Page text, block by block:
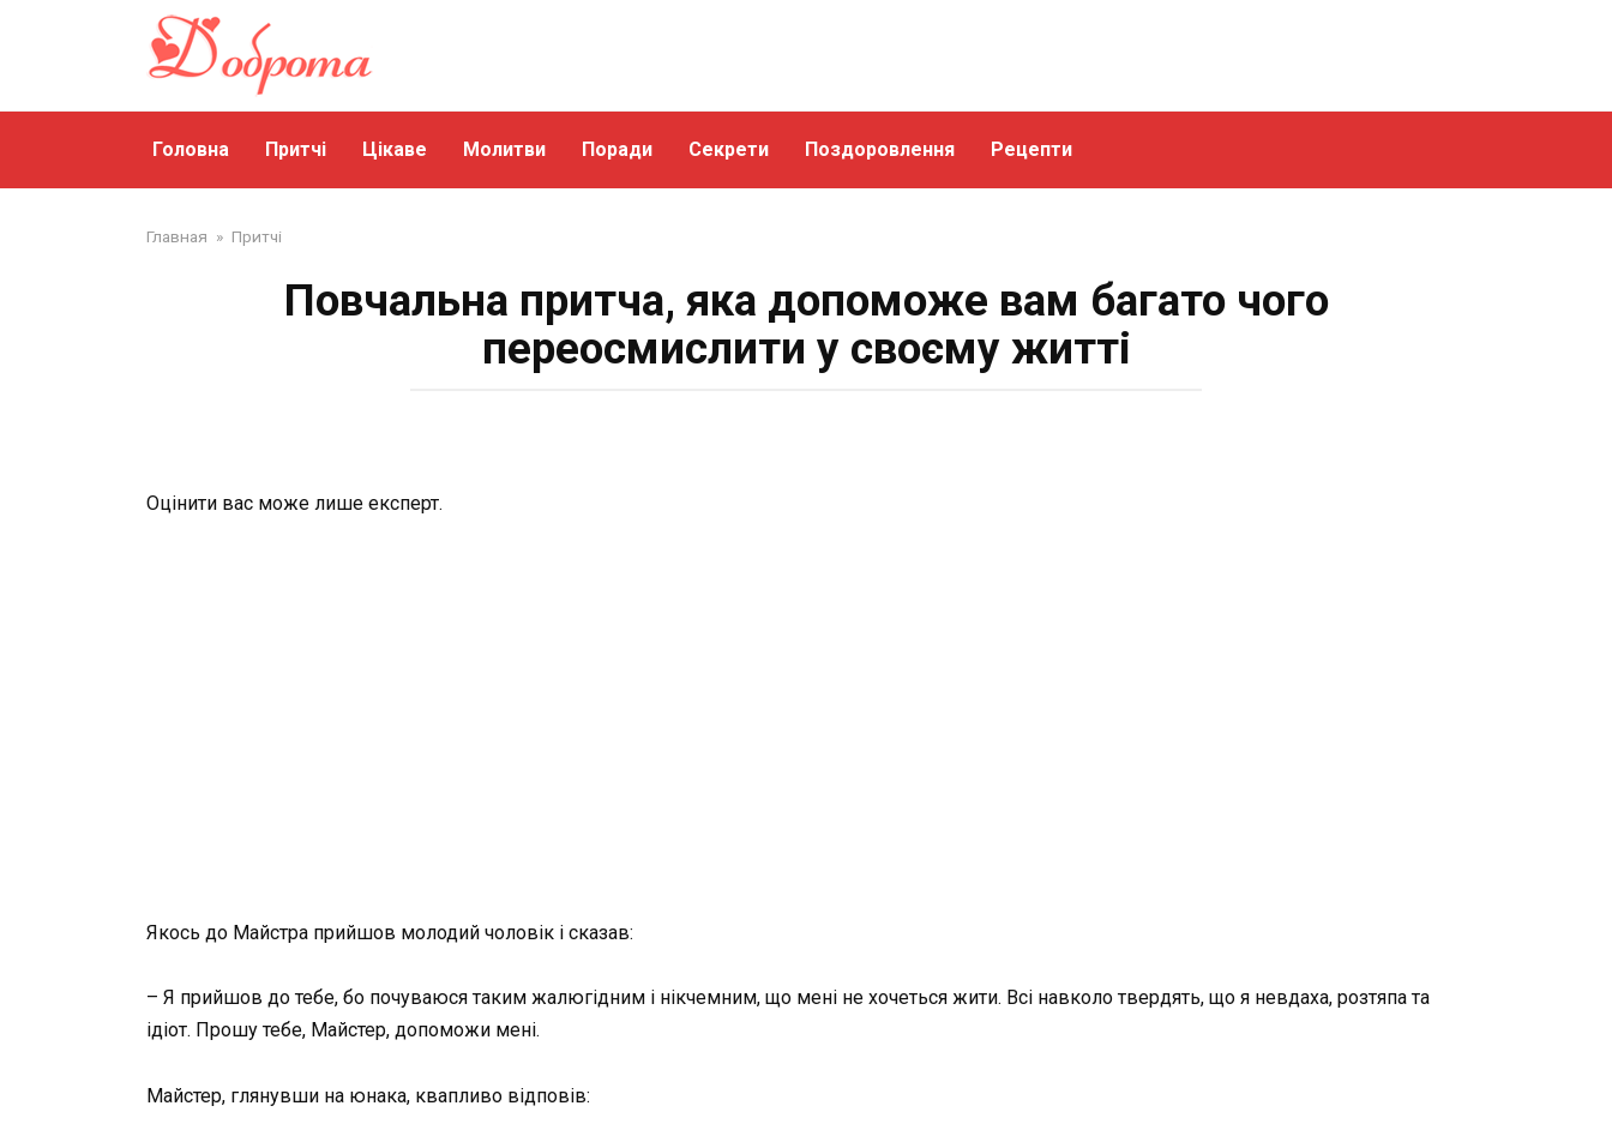
Головна Притчі Цікаве Молитви Поради Секрети Поздоровлення Рецепти
Главная » Притчі
Повчальна притча, яка допоможе вам багато чого
переосмислити у своєму житті
Оцінити вас може лише експерт.
Якось до Майстра прийшов молодий чоловік і сказав:
– Я прийшов до тебе, бо почуваюся таким жалюгідним і нікчемним, що мені не хочеться жити. Всі навколо твердять, що я невдаха, розтяпа та
ідіот. Прошу тебе, Майстер, допоможи мені.
Майстер, глянувши на юнака, квапливо відповів: